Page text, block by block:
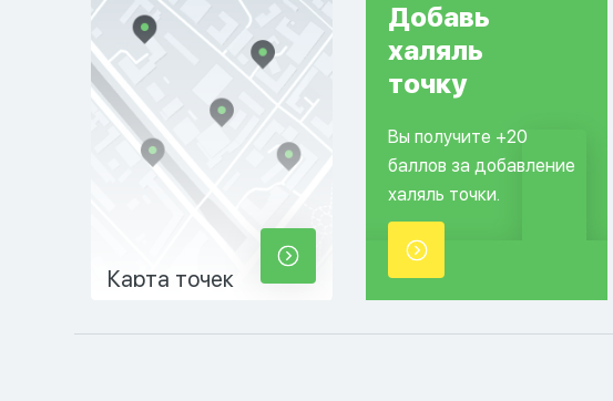
Карта точек
Добавь
халяль
точку
Вы получите +20
баллов за добавление
халяль точки.